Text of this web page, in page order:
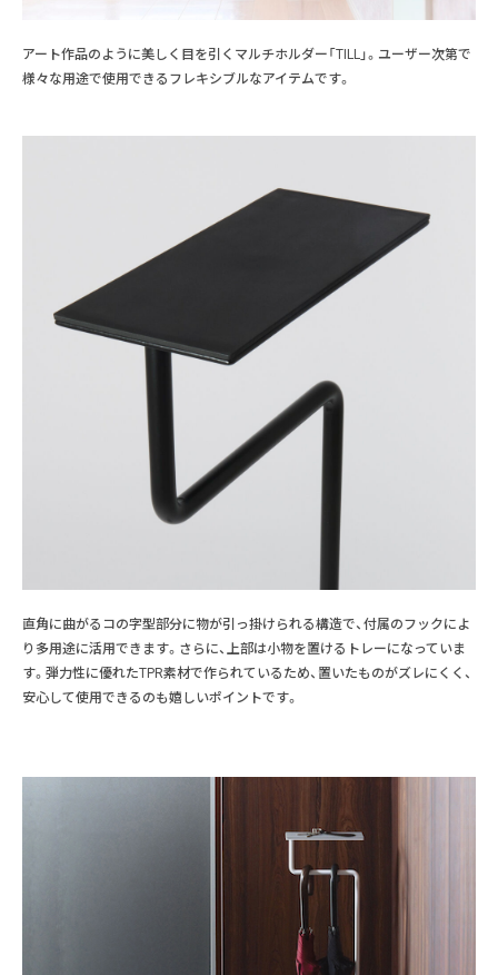
アート作品のように美しく目を引くマルチホルダー「TILL」。ユーザー次第で
様々な用途で使用できるフレキシブルなアイテムです。
直角に曲がるコの字型部分に物が引っ掛けられる構造で、付属のフックによ
り多用途に活用できます。さらに、上部は小物を置けるトレーになっていま
す。弾力性に優れたTPR素材で作られているため、置いたものがズレにくく、
安心して使用できるのも嬉しいポイントです。